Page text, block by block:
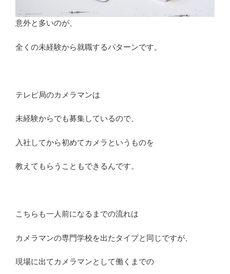
意外と多いのが、
全くの未経験から就職するパターンです。
テレビ局のカメラマンは
未経験からでも募集しているので、
入社してから初めてカメラというものを
教えてもらうこともできるんです。
こちらも一人前になるまでの流れは
カメラマンの専門学校を出たタイプと同じですが、
現場に出てカメラマンとして働くまでの